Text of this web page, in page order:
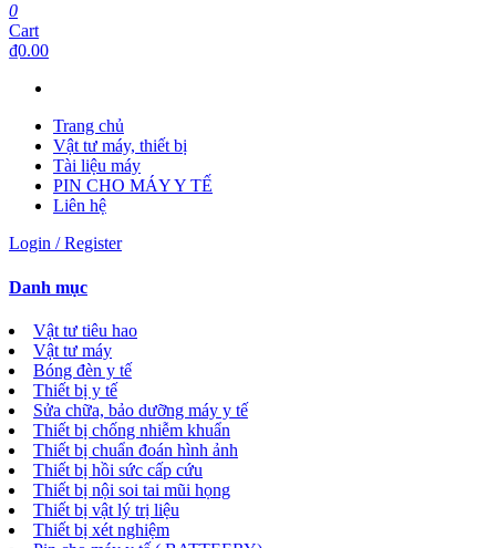
0
Cart
₫0.00
Trang chủ
Vật tư máy, thiết bị
Tài liệu máy
PIN CHO MÁY Y TẾ
Liên hệ
Login / Register
Danh mục
Vật tư tiêu hao
Vật tư máy
Bóng đèn y tế
Thiết bị y tế
Sửa chữa, bảo dưỡng máy y tế
Thiết bị chống nhiễm khuẩn
Thiết bị chuẩn đoán hình ảnh
Thiết bị hồi sức cấp cứu
Thiết bị nội soi tai mũi họng
Thiết bị vật lý trị liệu
Thiết bị xét nghiệm